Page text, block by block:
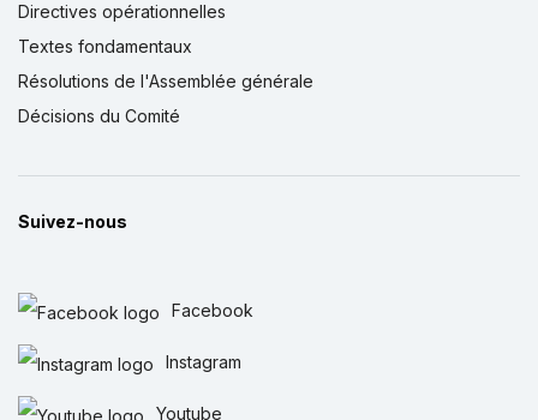
Directives opérationnelles
Textes fondamentaux
Résolutions de l'Assemblée générale
Décisions du Comité
Suivez-nous
Facebook
Instagram
Youtube